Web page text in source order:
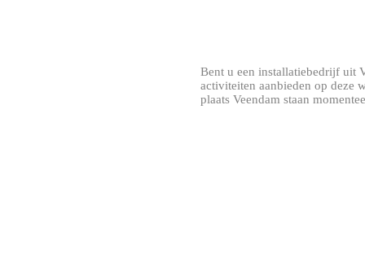
Bent u een installatiebedrijf uit
activiteiten aanbieden op deze
plaats Veendam staan